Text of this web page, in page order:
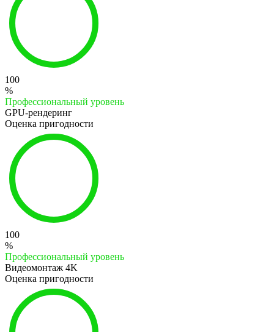
100
%
Профессиональный уровень
GPU-рендеринг
Оценка пригодности
100
%
Профессиональный уровень
Видеомонтаж 4K
Оценка пригодности